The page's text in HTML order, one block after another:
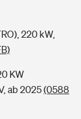
220 kW,
KW
ab 2025(0588